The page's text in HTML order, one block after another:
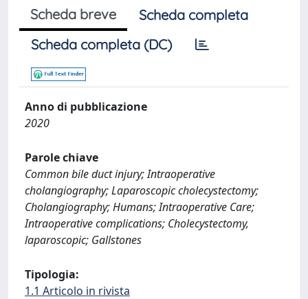
Scheda breve
Scheda completa
Scheda completa (DC)
Anno di pubblicazione
2020
Parole chiave
Common bile duct injury; Intraoperative
cholangiography; Laparoscopic cholecystectomy;
Cholangiography; Humans; Intraoperative Care;
Intraoperative complications; Cholecystectomy,
laparoscopic; Gallstones
Tipologia:
1.1 Articolo in rivista